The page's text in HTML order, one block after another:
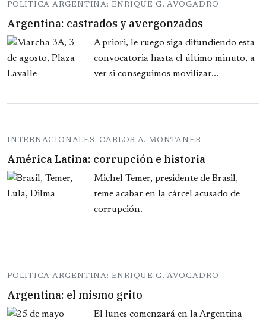
POLITICA ARGENTINA: ENRIQUE G. AVOGADRO
Argentina: castrados y avergonzados
A priori, le ruego siga difundiendo esta
convocatoria hasta el último minuto, a
ver si conseguimos movilizar...
INTERNACIONALES: CARLOS A. MONTANER
América Latina: corrupción e historia
Michel Temer, presidente de Brasil,
teme acabar en la cárcel acusado de
corrupción.
POLITICA ARGENTINA: ENRIQUE G. AVOGADRO
Argentina: el mismo grito
El lunes comenzará en la Argentina